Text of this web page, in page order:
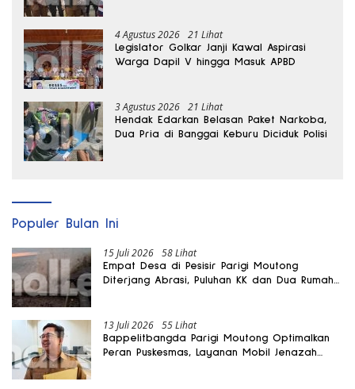
4 Agustus 2026 21 Lihat
Legislator Golkar Janji Kawal Aspirasi
Warga Dapil V hingga Masuk APBD
3 Agustus 2026 21 Lihat
Hendak Edarkan Belasan Paket Narkoba,
Dua Pria di Banggai Keburu Diciduk Polisi
Populer Bulan Ini
15 Juli 2026 58 Lihat
Empat Desa di Pesisir Parigi Moutong
Diterjang Abrasi, Puluhan KK dan Dua Rumah
13 Juli 2026 55 Lihat
Bappelitbangda Parigi Moutong Optimalkan
Peran Puskesmas, Layanan Mobil Jenazah